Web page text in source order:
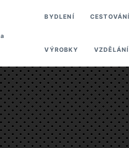
BYDLENÍ CESTOVÁNÍ
VÝROBKY VZDĚLÁNÍ